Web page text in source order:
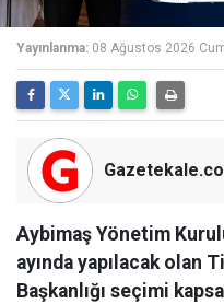
Yayınlanma: 08 Ağustos 2026
Aybimaş Yönetim
ayında yapılacak olan
Başkanlığı seçimi